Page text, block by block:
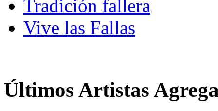
Tradición fallera
Vive las Fallas
Últimos Artistas